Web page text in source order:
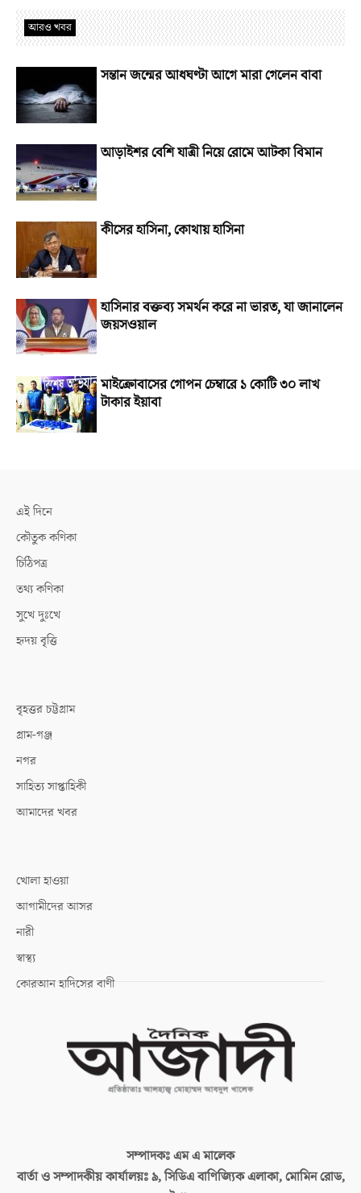
আরও খবর
সন্তান জন্মের আধঘণ্টা আগে মারা গেলেন বাবা
আড়াইশর বেশি যাত্রী নিয়ে রোমে আটকা বিমান
কীসের হাসিনা, কোথায় হাসিনা
হাসিনার বক্তব্য সমর্থন করে না ভারত, যা জানালেন
জয়সওয়াল
মাইক্রোবাসের গোপন চেম্বারে ১ কোটি ৩০ লাখ
টাকার ইয়াবা
এই দিনে
কৌতুক কণিকা
চিঠিপত্র
তথ্য কণিকা
সুখে দুঃখে
হৃদয় বৃত্তি
বৃহত্তর চট্টগ্রাম
গ্রাম-গঞ্জ
নগর
সাহিত্য সাপ্তাহিকী
আমাদের খবর
খোলা হাওয়া
আগামীদের আসর
নারী
স্বাস্থ্য
কোরআন হাদিসের বাণী
সম্পাদকঃএম এ মালেক
বার্তা ও সম্পাদকীয় কার্যালয়ঃ৯, সিডিএ বাণিজ্যিক এলাকা, মোমিন রোড,